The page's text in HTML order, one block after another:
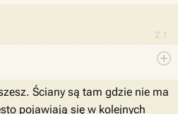
2.1
Ściany są tam gdzie nie ma
pojawiają się w kolejnych